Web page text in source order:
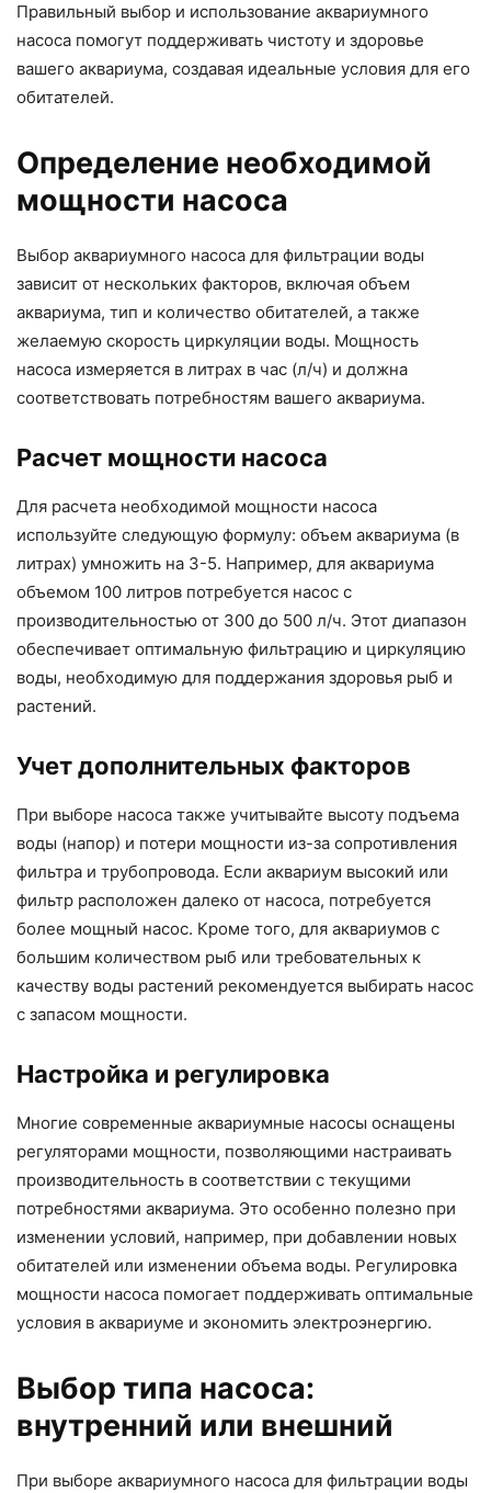
Правильный выбор и использование аквариумного
насоса помогут поддерживать чистоту и здоровье
вашего аквариума, создавая идеальные условия для его
обитателей.
Определение необходимой
мощности насоса
Выбор аквариумного насоса для фильтрации воды
зависит от нескольких факторов, включая объем
аквариума, тип и количество обитателей, а также
желаемую скорость циркуляции воды. Мощность
насоса измеряется в литрах в час (л/ч) и должна
соответствовать потребностям вашего аквариума.
Расчет мощности насоса
Для расчета необходимой мощности насоса
используйте следующую формулу: объем аквариума (в
литрах) умножить на 3-5. Например, для аквариума
объемом 100 литров потребуется насос с
производительностью от 300 до 500 л/ч. Этот диапазон
обеспечивает оптимальную фильтрацию и циркуляцию
воды, необходимую для поддержания здоровья рыб и
растений.
Учет дополнительных факторов
При выборе насоса также учитывайте высоту подъема
воды (напор) и потери мощности из-за сопротивления
фильтра и трубопровода. Если аквариум высокий или
фильтр расположен далеко от насоса, потребуется
более мощный насос. Кроме того, для аквариумов с
большим количеством рыб или требовательных к
качеству воды растений рекомендуется выбирать насос
с запасом мощности.
Настройка и регулировка
Многие современные аквариумные насосы оснащены
регуляторами мощности, позволяющими настраивать
производительность в соответствии с текущими
потребностями аквариума. Это особенно полезно при
изменении условий, например, при добавлении новых
обитателей или изменении объема воды. Регулировка
мощности насоса помогает поддерживать оптимальные
условия в аквариуме и экономить электроэнергию.
Выбор типа насоса:
внутренний или внешний
При выборе аквариумного насоса для фильтрации воды